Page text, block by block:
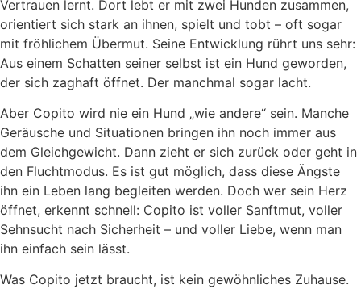
Ver­trau­en lernt. Dort lebt er mit zwei Hun­den zusam­men,
ori­en­tiert sich stark an ihnen, spielt und tobt – oft sogar
mit fröh­li­chem Über­mut. Sei­ne Ent­wick­lung rührt uns sehr:
Aus einem Schat­ten sei­ner selbst ist ein Hund gewor­den,
der sich zag­haft öff­net. Der manch­mal sogar lacht.
Aber Copi­to wird nie ein Hund „wie ande­re“ sein. Man­che
Geräu­sche und Situa­tio­nen brin­gen ihn noch immer aus
dem Gleich­ge­wicht. Dann zieht er sich zurück oder geht in
den Flucht­mo­dus. Es ist gut mög­lich, dass die­se Ängs­te
ihn ein Leben lang beglei­ten wer­den. Doch wer sein Herz
öff­net, erkennt schnell: Copi­to ist vol­ler Sanft­mut, vol­ler
Sehn­sucht nach Sicher­heit – und vol­ler Lie­be, wenn man
ihn ein­fach sein lässt.
Was Copi­to jetzt braucht, ist kein gewöhn­li­ches Zuhau­se.